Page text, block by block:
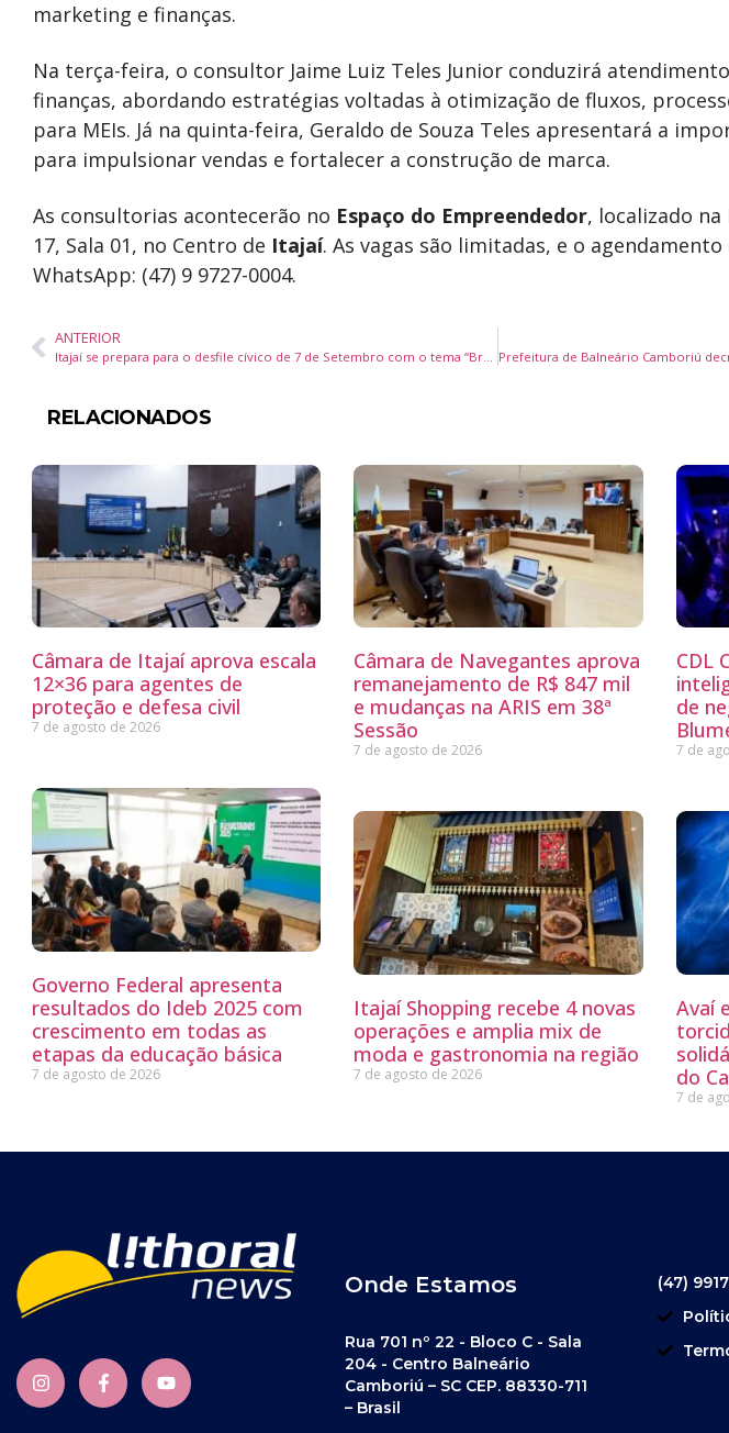
marketing e finanças.
Na terça-feira, o consultor Jaime Luiz Teles Junior conduzirá
finanças, abordando estratégias voltadas à otimização de fluxos,
para MEIs. Já na quinta-feira, Geraldo de Souza Teles apresentará a
para impulsionar vendas e fortalecer a construção de marca.
As consultorias acontecerão no Espaço do Empreendedor, localizado na
17, Sala 01, no Centro de Itajaí. As vagas são limitadas, e o
WhatsApp: (47) 9 9727-0004.
ANTERIOR
Itajaí se prepara para o desfile cívico de 7 de Setembro com o tema “Brasil no coração”
RELACIONADOS
Câmara de Itajaí aprova escala
12×36 para agentes de
proteção e defesa civil
7 de agosto de 2026
Câmara de Navegantes aprova
remanejamento de R$ 847 mil
e mudanças na ARIS em 38ª
Sessão
7 de agosto de 2026
CDL
de
7 de
Governo Federal apresenta
resultados do Ideb 2025 com
crescimento em todas as
etapas da educação básica
7 de agosto de 2026
Itajaí Shopping recebe 4 novas
operações e amplia mix de
moda e gastronomia na região
7 de agosto de 2026
Avaí
do
7 de
Onde Estamos
Rua 701 nº 22 - Bloco C - Sala
204 - Centro Balneário
Camboriú – SC CEP. 88330-711
– Brasil
(47)